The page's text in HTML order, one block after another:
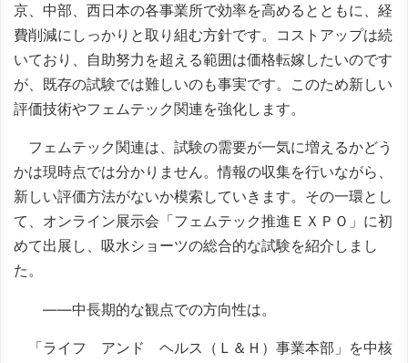
京、中部、西日本の各事業所で効率を高めるとともに、経
費削減にしっかりと取り組む方針です。コストアップは続
いており、自助努力を超える範囲は価格転嫁したいのです
が、既存の試験では難しいのも事実です。このため新しい
評価技術やフェムテック関連を強化します。
フェムテック関連は、試験の需要が一気に増えるかどう
かは現時点では分かりません。情報の収集を行いながら、
新しい評価方法がないか模索していきます。その一環とし
て、オンライン展示会「フェムテック推進ＥＸＰＯ」に初
めて出展し、吸水ショーツの総合的な試験を紹介しまし
た。
――中長期的な観点での方向性は。
「ライフ アンド ヘルス（Ｌ＆Ｈ）事業本部」を中核